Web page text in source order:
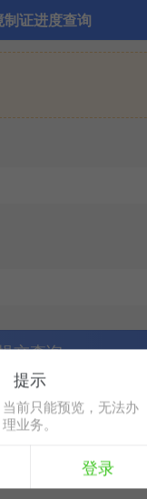
制证进度查询
交查询
提示
前只能预览，无法办
理业务。
登录